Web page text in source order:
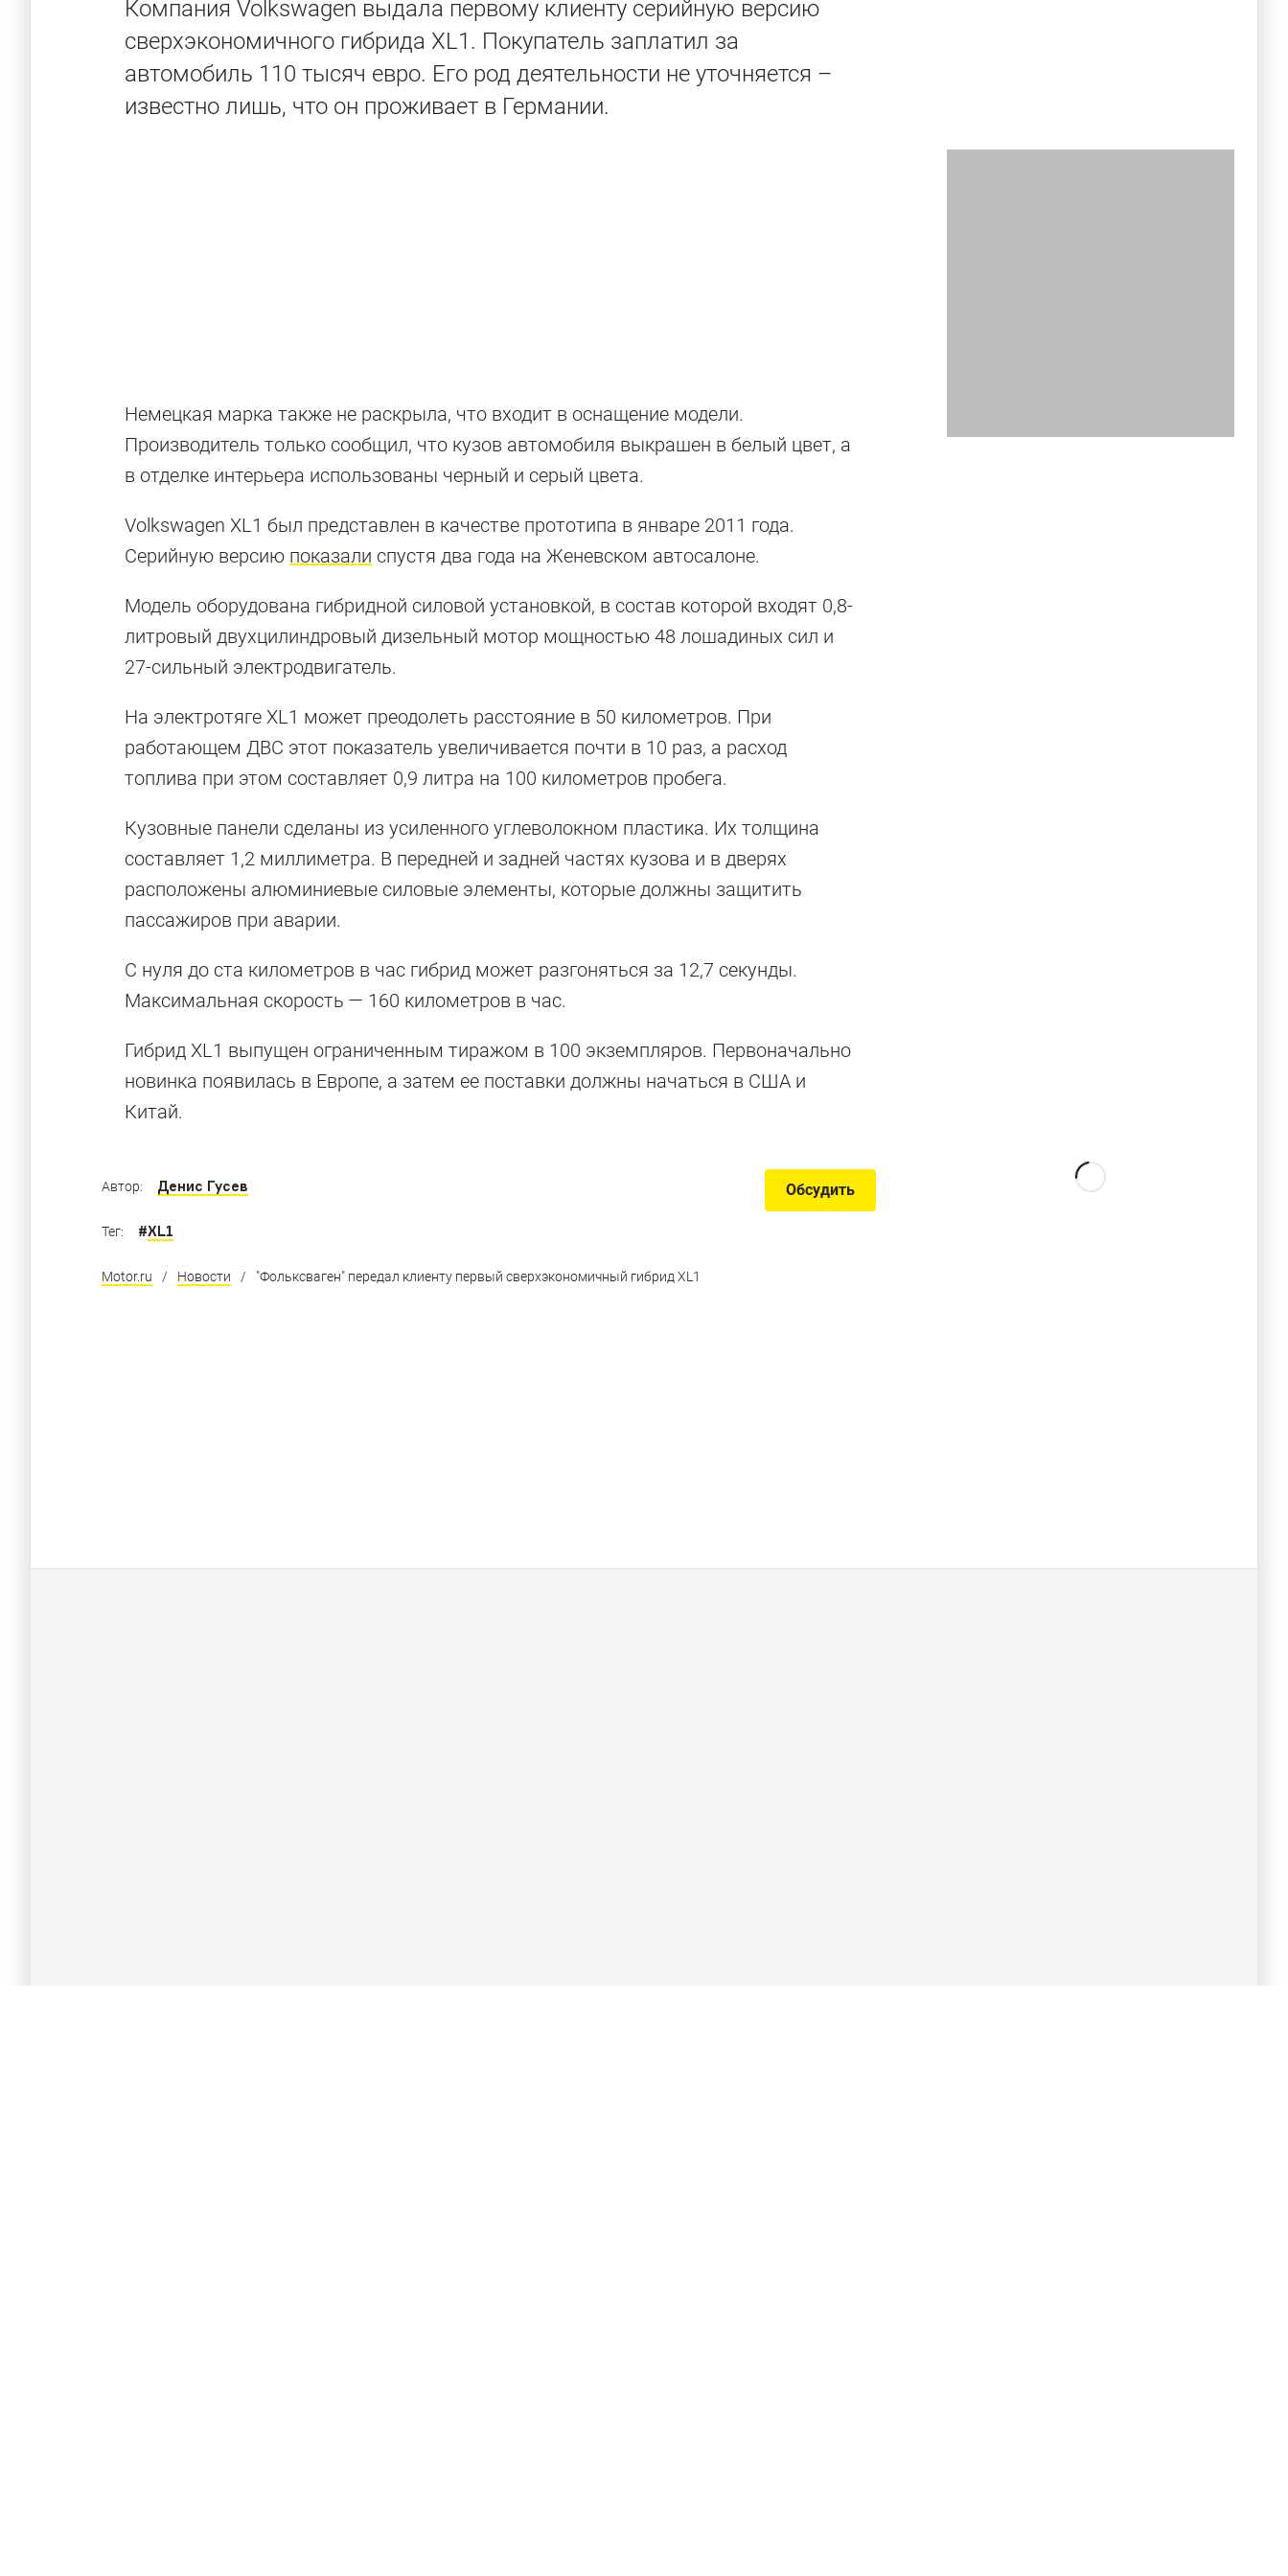
Компания Volkswagen выдала первому клиенту серийную версию
сверхэкономичного гибрида XL1. Покупатель заплатил за
автомобиль 110 тысяч евро. Его род деятельности не уточняется –
известно лишь, что он проживает в Германии.
Немецкая марка также не раскрыла, что входит в оснащение модели.
Производитель только сообщил, что кузов автомобиля выкрашен в белый цвет, а
в отделке интерьера использованы черный и серый цвета.
Volkswagen XL1 был представлен в качестве прототипа в январе 2011 года.
Серийную версию показали спустя два года на Женевском автосалоне.
Модель оборудована гибридной силовой установкой, в состав которой входят 0,8-
литровый двухцилиндровый дизельный мотор мощностью 48 лошадиных сил и
27-сильный электродвигатель.
На электротяге XL1 может преодолеть расстояние в 50 километров. При
работающем ДВС этот показатель увеличивается почти в 10 раз, а расход
топлива при этом составляет 0,9 литра на 100 километров пробега.
Кузовные панели сделаны из усиленного углеволокном пластика. Их толщина
составляет 1,2 миллиметра. В передней и задней частях кузова и в дверях
расположены алюминиевые силовые элементы, которые должны защитить
пассажиров при аварии.
С нуля до ста километров в час гибрид может разгоняться за 12,7 секунды.
Максимальная скорость — 160 километров в час.
Гибрид XL1 выпущен ограниченным тиражом в 100 экземпляров. Первоначально
новинка появилась в Европе, а затем ее поставки должны начаться в США и
Китай.
Обсудить
Автор: Денис Гусев
Тег: #XL1
Motor.ru / Новости / "Фольксваген" передал клиенту первый сверхэкономичный гибрид XL1